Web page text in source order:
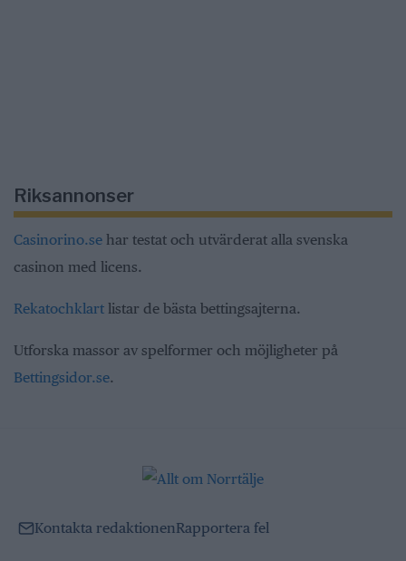
Riksannonser
Casinorino.se har testat och utvärderat alla svenska
casinon med licens.
Rekatochklart listar de bästa bettingsajterna.
Utforska massor av spelformer och möjligheter på
Bettingsidor.se.
Kontakta redaktionenRapportera fel